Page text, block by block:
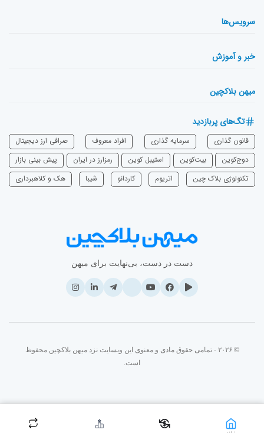
سرویس‌ها
خبر و آموزش
میهن بلاکچین
تگ‌های پربازدید
قانون گذاری سرمایه‌ گذاری افراد معروف
صرافی ارز دیجیتال
دوج‌کوین
بیت‌کوین استیبل کوین رمزارز در ایران
پیش بینی بازار
تکنولوژی بلاک چین
اتریوم ‌کاردانو شیبا هک و کلاهبرداری
دست در دست، بی‌نهایت برای میهن
© ۲۰۲۶ - تمامی حقوق مادی و معنوی این وبسایت نزد میهن بلاکچین محفوظ
است.